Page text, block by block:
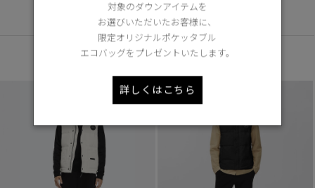
DETAIL
あなたへのおすすめ
対象のダウンアイテムを
お選びいただいたお客様に、
限定オリジナルポケッタブル
エコバッグをプレゼントいたします。
詳しくはこちら